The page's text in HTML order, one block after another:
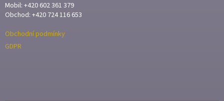
Mobil: +420 602 361 379
Obchod: +420 724 116 653
Obchodní podmínky
GDPR